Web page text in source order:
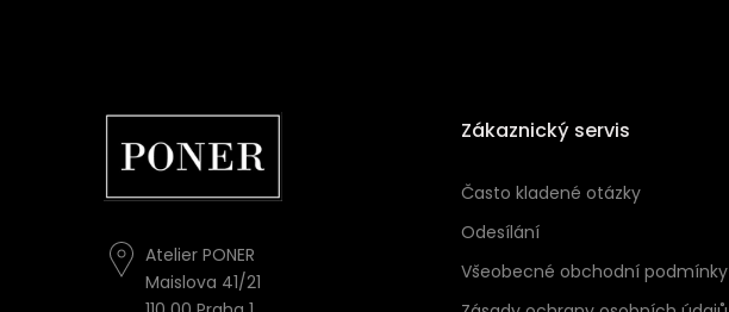
Atelier PONER
Maislova 41/21
Zákaznický servis
Často kladené otázky
Odesílání
Všeobecné obchodní podmínky